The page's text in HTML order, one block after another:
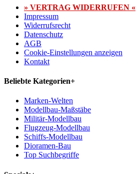
» VERTRAG WIDERRUFEN «
Impressum
Widerrufsrecht
Datenschutz
AGB
Cookie-Einstellungen anzeigen
Kontakt
Beliebte Kategorien+
Marken-Welten
Modellbau-Maßstäbe
Militär-Modellbau
Flugzeug-Modellbau
Schiffs-Modellbau
Dioramen-Bau
Top Suchbegriffe